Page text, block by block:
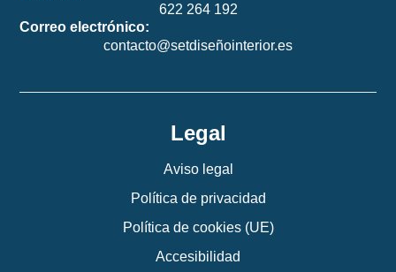
622 264 192
Correo electrónico:
contacto@setdiseñointerior.es
Legal
Aviso legal
Política de privacidad
Política de cookies (UE)
Accesibilidad